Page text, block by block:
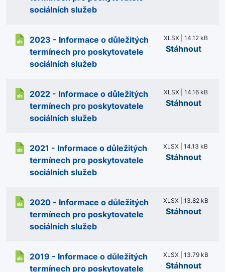
sociálních služeb
2023 - Informace o důležitých
termínech pro poskytovatele
sociálních služeb
XLSX | 14.12 kB
Stáhnout
2022 - Informace o důležitých
termínech pro poskytovatele
sociálních služeb
XLSX | 14.16 kB
Stáhnout
2021 - Informace o důležitých
termínech pro poskytovatele
sociálních služeb
XLSX | 14.13 kB
Stáhnout
2020 - Informace o důležitých
termínech pro poskytovatele
sociálních služeb
XLSX | 13.82 kB
Stáhnout
2019 - Informace o důležitých
termínech pro poskytovatele
XLSX | 13.79 kB
Stáhnout